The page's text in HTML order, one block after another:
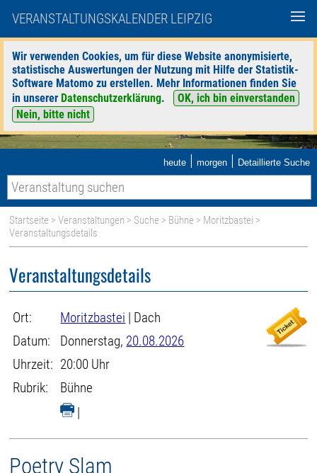
VERANSTALTUNGSKALENDER LEIPZIG
Wir verwenden Cookies, um für diese Website anonymisierte,
statistische Auswertungen der Nutzung mit Hilfe der Statistik-
Software Matomo zu erstellen. Mehr Informationen finden Sie
in unserer Datenschutzerklärung.
OK, ich bin einverstanden
Nein, bitte nicht
heute | morgen | Detaillierte Suche
Startseite >Veranstaltungen > Suche > Bühne > Moritzbastei >
Veranstaltungsdetails
Veranstaltungsdetails
Ort: Moritzbastei | Dach
Datum:
Donnerstag, 20.08.2026
Uhrzeit: 20:00 Uhr
Rubrik:
Bühne
|
Poetry Slam